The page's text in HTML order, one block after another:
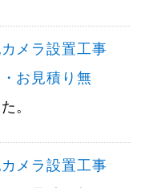
メラ設置工事
お見積り無
。
メラ設置工事